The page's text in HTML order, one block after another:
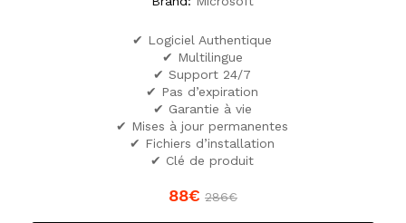
✔ Logiciel Authentique
✔ Multilingue
✔ Support 24/7
✔ Pas d’expiration
✔ Garantie à vie
✔ Mises à jour permanentes
✔ Fichiers d’installation
✔ Clé de produit
88€ 286€